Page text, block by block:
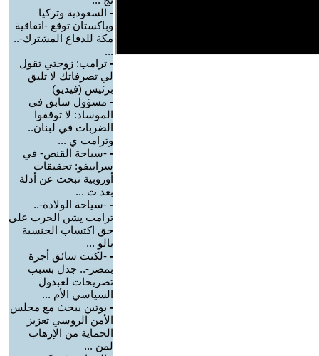
- السعودية وتركيا
وباكستان توقع -اتفاقية
مكة للدفاع المشترك-..
...
- ترامب: زوجتي تقول
لي تصرفاتك لا تليق
برئيس (فيديو)
- مسؤول سابق في
الموساد: لا توقفوا
الضربات في لبنان..
وترامب ي ...
- -سياحة القنص- في
سراييفو: تحقيقات
أوروبية تبحث عن أدلة
بعد ث ...
- -سياحة الولادة-..
ترامب يشن الحرب على
حق اكتساب الجنسية
بالو ...
- -لكنت سائق أجرة
بمصر-.. جدل بسبب
تصريحات لعبدول
السياسي الأم ...
- بوتين يبحث مع مجلس
الأمن الروسي تعزيز
الحماية من الإرهاب
لمن ...